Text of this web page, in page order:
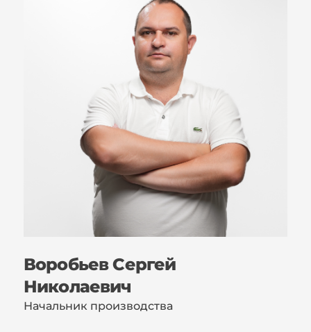
Воробьев Сергей
Николаевич
Начальник производства